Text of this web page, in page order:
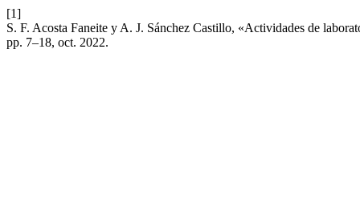
[1]
S. F. Acosta Faneite y A. J. Sánchez Castillo, «Actividades de
pp. 7–18, oct. 2022.